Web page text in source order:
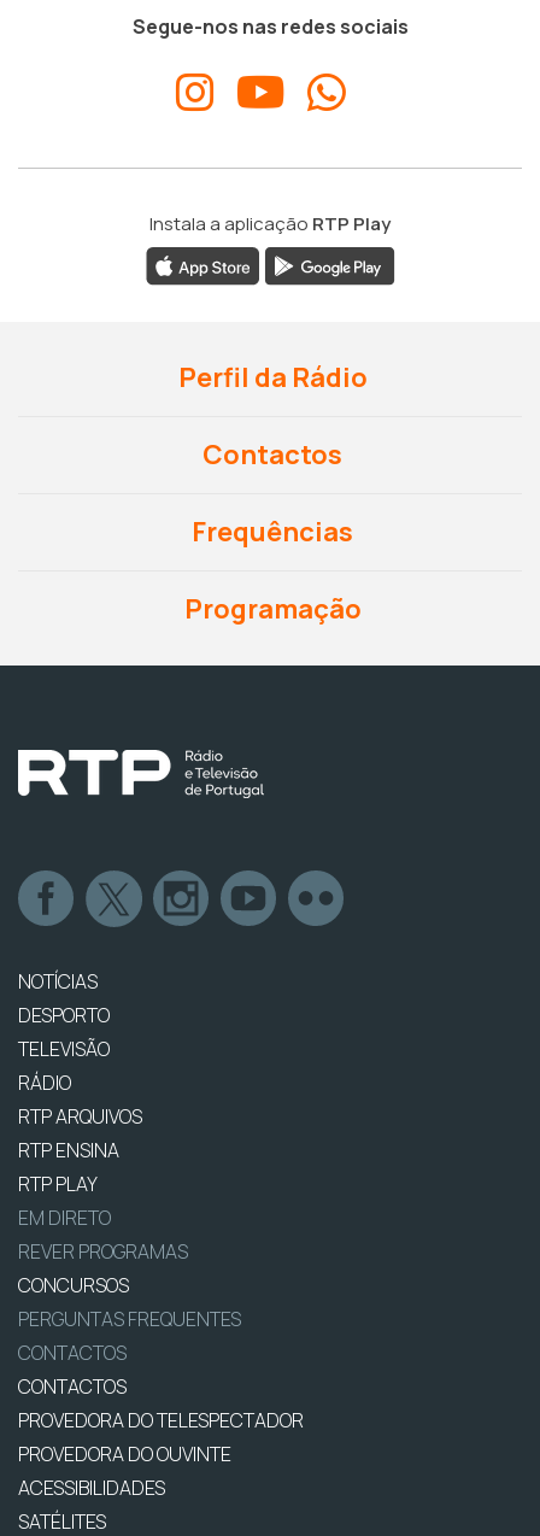
Segue-nos nas redes sociais
Instala a aplicação RTP Play
Perfil da Rádio
Contactos
Frequências
Programação
NOTÍCIAS
DESPORTO
TELEVISÃO
RÁDIO
RTP ARQUIVOS
RTP ENSINA
RTP PLAY
EM DIRETO
REVER PROGRAMAS
CONCURSOS
PERGUNTAS FREQUENTES
CONTACTOS
CONTACTOS
PROVEDORA DO TELESPECTADOR
PROVEDORA DO OUVINTE
ACESSIBILIDADES
SATÉLITES